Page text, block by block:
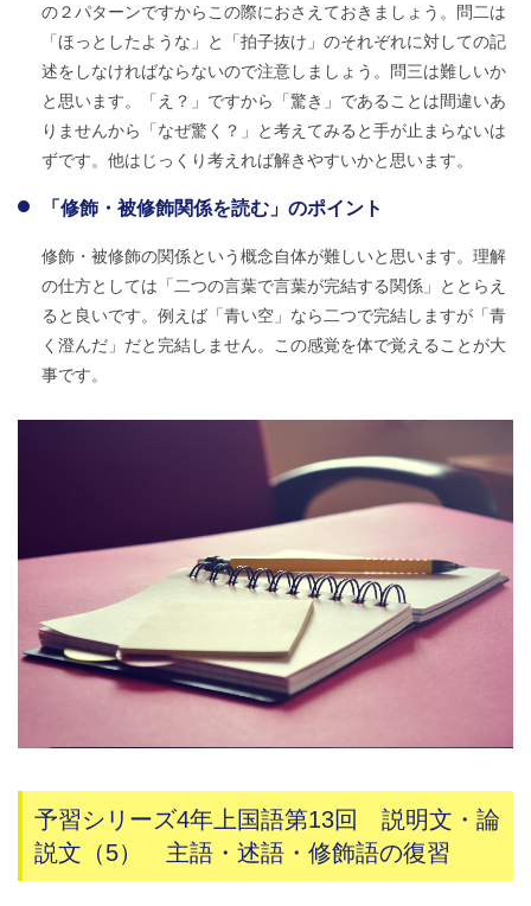
の２パターンですからこの際におさえておきましょう。問二は
「ほっとしたような」と「拍子抜け」のそれぞれに対しての記
述をしなければならないので注意しましょう。問三は難しいか
と思います。「え？」ですから「驚き」であることは間違いあ
りませんから「なぜ驚く？」と考えてみると手が止まらないは
ずです。他はじっくり考えれば解きやすいかと思います。
「修飾・被修飾関係を読む」のポイント
修飾・被修飾の関係という概念自体が難しいと思います。理解
の仕方としては「二つの言葉で言葉が完結する関係」ととらえ
ると良いです。例えば「青い空」なら二つで完結しますが「青
く澄んだ」だと完結しません。この感覚を体で覚えることが大
事です。
予習シリーズ4年上国語第13回 説明文・論
説文（5） 主語・述語・修飾語の復習